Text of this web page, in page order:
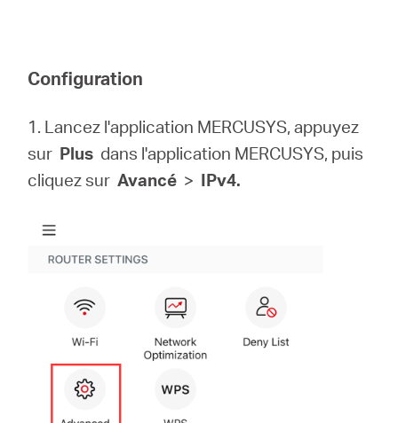
Configuration
1. Lancez l'application MERCUSYS, appuyez
sur Plus dans l'application MERCUSYS, puis
cliquez surAvancé > IPv4.